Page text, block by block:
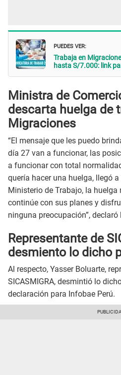
PUEDES VER:
Trabaja en
hasta S/7.000: link
Ministra de
descarta huelga de
Migraciones
“El mensaje que les puedo
día 27 van a funcionar, las
a funcionar con total
quería hacer una huelga, llegó
Ministerio de Trabajo, la huelga
continúe con sus planes y
ninguna preocupación”,
Representante de
desmiento lo dicho
Al respecto, Yasser Boluarte,
SICASMIGRA, desmintió lo
declaración para Infobae Perú.